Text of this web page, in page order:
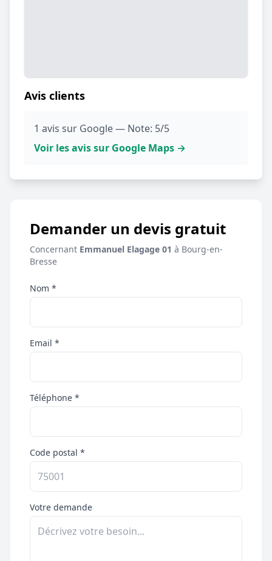
Avis clients
1 avis sur Google — Note: 5/5
Voir les avis sur Google Maps →
Demander un devis gratuit
Concernant Emmanuel Elagage 01 à Bourg-en-
Bresse
Nom *
Email *
Téléphone *
Code postal *
Votre demande